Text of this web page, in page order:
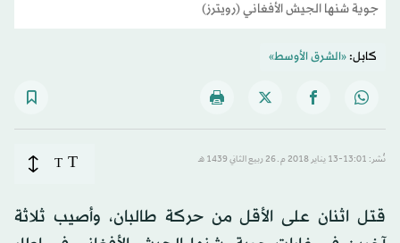
جوية شنها الجيش الأفغاني (رويترز)
كابل:«الشرق الأوسط»
نُشر: 13:01-13 يناير 2018 م ـ 26 ربيع الثاني 1439 هـ T
T
قتل اثنان على الأقل من حركة طالبان، وأصيب ثلاثة